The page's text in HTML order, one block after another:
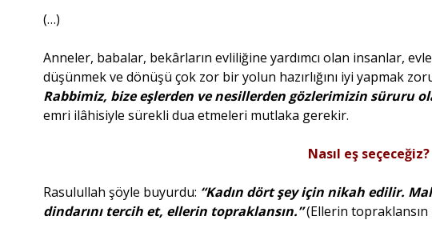
(…)
Anneler, babalar, bekârların evliliğine yardımcı olan insanlar,
düşünmek ve dönüşü çok zor bir yolun hazırlığını iyi yapmak
Rabbimiz, bize eşlerden ve nesillerden gözlerimizin süruru
emri ilâhisiyle sürekli dua etmeleri mutlaka gerekir.
Nasıl eş seçeceğiz?
Rasulullah şöyle buyurdu: “Kadın dört şey için nikah edilir.
dindarını tercih et, ellerin topraklansın.”(Ellerin topraklansın